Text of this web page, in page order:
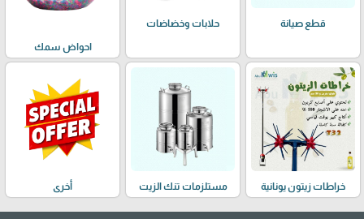
قطع صيانة حلابات وخضاضات
احواض سمك
خراطات زيتون يونانية مستلزمات تنك الزيت أخرى